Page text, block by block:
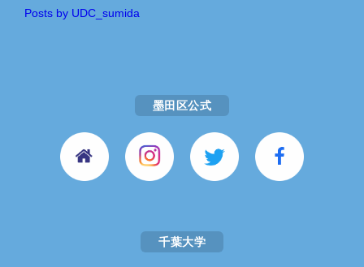
Posts by UDC_sumida
墨田区公式
千葉大学